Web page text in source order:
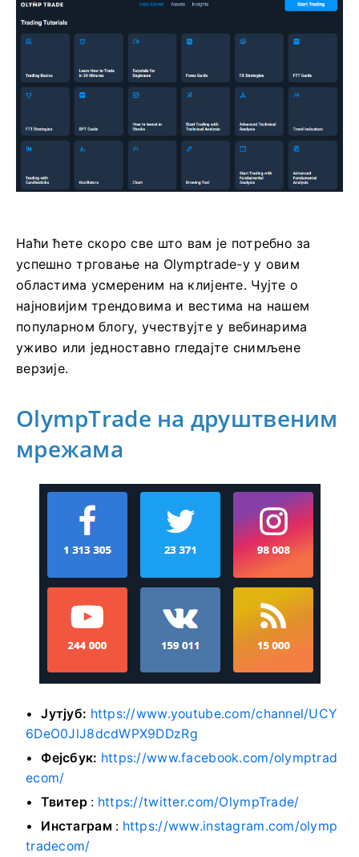
Наћи ћете скоро све што вам је потребно за
успешно трговање на Olymptrade-у у овим
областима усмереним на клијенте. Чујте о
најновијим трендовима и вестима на нашем
популарном блогу, учествујте у вебинарима
уживо или једноставно гледајте снимљене
верзије.
OlympTrade на друштвеним
мрежама
Јутјуб: https://www.youtube.com/channel/UCY
6DeO0JlJ8dcdWPX9DDzRg
Фејсбук: https://www.facebook.com/olymptrad
ecom/
Твитер: https://twitter.com/OlympTrade/
Инстаграм : https://www.instagram.com/olymp
tradecom/